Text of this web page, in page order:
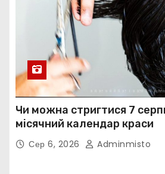
Чи можна стригтися 7
місячний календар краси
Сер 6, 2026 Adminmisto